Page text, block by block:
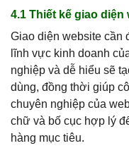
4.1 Thiết kế giao
Giao diện website cần
lĩnh vực kinh doanh
nghiệp và dễ hiểu sẽ
dùng, đồng thời giúp
chuyên nghiệp của
chữ và bố cục hợp lý
hàng mục tiêu.